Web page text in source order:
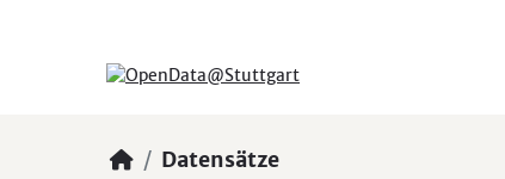
Datensätze